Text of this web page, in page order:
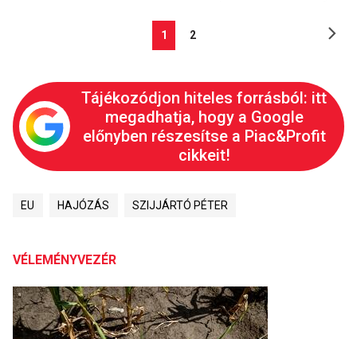
1 2
Tájékozódjon hiteles forrásból: itt
megadhatja, hogy a Google
előnyben részesítse a Piac&Profit
cikkeit!
EU HAJÓZÁS SZIJJÁRTÓ PÉTER
VÉLEMÉNYVEZÉR